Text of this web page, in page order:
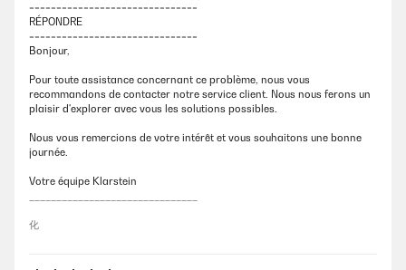
===============================
RÉPONDRE
===============================
Bonjour,
Pour toute assistance concernant ce problème, nous vous
recommandons de contacter notre service client. Nous nous ferons un
plaisir d'explorer avec vous les solutions possibles.
Nous vous remercions de votre intérêt et vous souhaitons une bonne
journée.
Votre équipe Klarstein
化